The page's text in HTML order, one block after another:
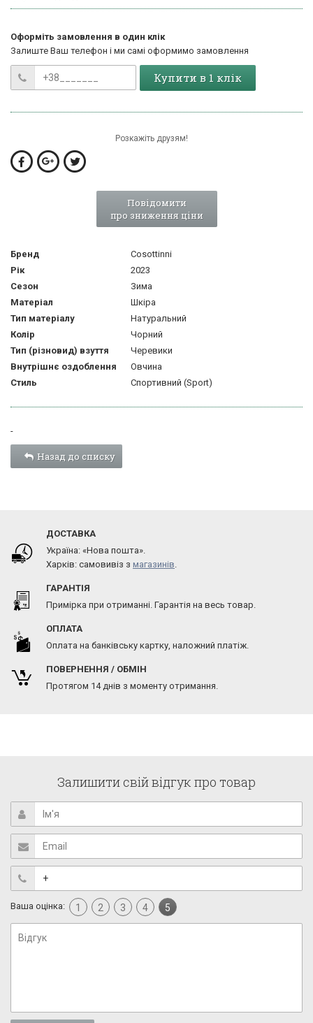
Оформіть замовлення в один клік
Залиште Ваш телефон і ми самі оформимо замовлення
Купити в 1 клік
Розкажіть друзям!
Повідомити
про зниження ціни
Бренд
Cosottinni
Рік
2023
Сезон
Зима
Матеріал
Шкіра
Тип матеріалу
Натуральний
Колір
Чорний
Тип (різновид) взуття
Черевики
Внутрішнє оздоблення
Овчина
Стиль
Спортивний (Sport)
-
Назад до списку
ДОСТАВКА
Україна: «Нова пошта».
Харків: самовивіз з магазинів.
ГАРАНТІЯ
Примірка при отриманні. Гарантія на весь товар.
ОПЛАТА
Оплата на банківську картку, наложний платіж.
ПОВЕРНЕННЯ / ОБМІН
Протягом 14 днів з моменту отримання.
Залишити свій відгук про товар
Ваша оцінка: 1 2 3 4 5